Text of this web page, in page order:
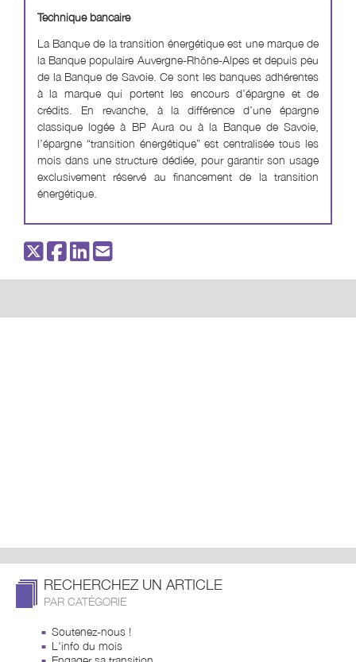
Technique bancaire
La Banque de la transition énergétique est une marque de
la Banque populaire Auvergne-Rhône-Alpes et depuis peu
de la Banque de Savoie. Ce sont les banques adhérentes
à la marque qui portent les encours d’épargne et de
crédits. En revanche, à la différence d’une épargne
classique logée à BP Aura ou à la Banque de Savoie,
l’épargne “transition énergétique” est centralisée tous les
mois dans une structure dédiée, pour garantir son usage
exclusivement réservé au financement de la transition
énergétique.
RECHERCHEZ UN ARTICLE
PAR CATÉGORIE
Soutenez-nous !
L'info du mois